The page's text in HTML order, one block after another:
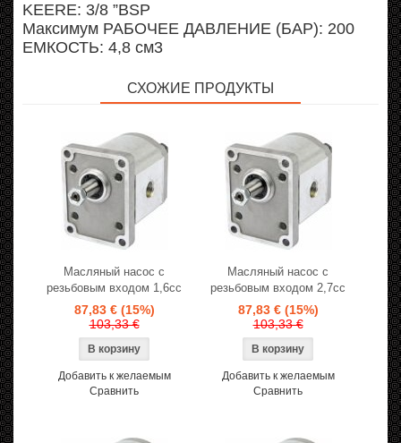
KEERE: 3/8 ”BSP
Максимум РАБОЧЕЕ ДАВЛЕНИЕ (БАР): 200
ЕМКОСТЬ: 4,8 см3
СХОЖИЕ ПРОДУКТЫ
Масляный насос с
резьбовым входом 1,6cc
87,83 € (15%)
103,33 €
Добавить к желаемым
Сравнить
Масляный насос с
резьбовым входом 2,7cc
87,83 € (15%)
103,33 €
Добавить к желаемым
Сравнить